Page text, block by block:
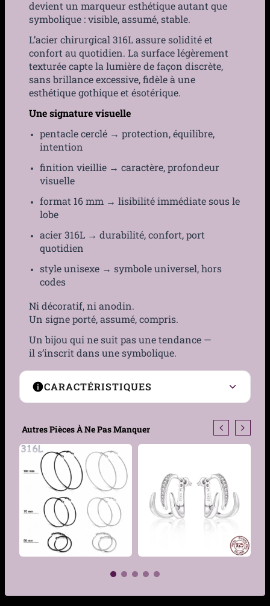
devient un marqueur esthétique autant que
symbolique : visible, assumé, stable.
L’acier chirurgical 316L assure solidité et
confort au quotidien. La surface légèrement
texturée capte la lumière de façon discrète,
sans brillance excessive, fidèle à une
esthétique gothique et ésotérique.
Une signature visuelle
pentacle cerclé → protection, équilibre,
intention
finition vieillie → caractère, profondeur
visuelle
format 16 mm → lisibilité immédiate sous le
lobe
acier 316L → durabilité, confort, port
quotidien
style unisexe → symbole universel, hors
codes
Ni décoratif, ni anodin.
Un signe porté, assumé, compris.
Un bijou qui ne suit pas une tendance —
il s’inscrit dans une symbolique.
CARACTÉRISTIQUES
Type de boucles
Genre
Motif Pentacle cerclé
Symbolique
Protection, équilibre des
éléments, spiritualité
Matière
Oui – acier chirurgical
Autres Pièces À Ne Pas Manquer